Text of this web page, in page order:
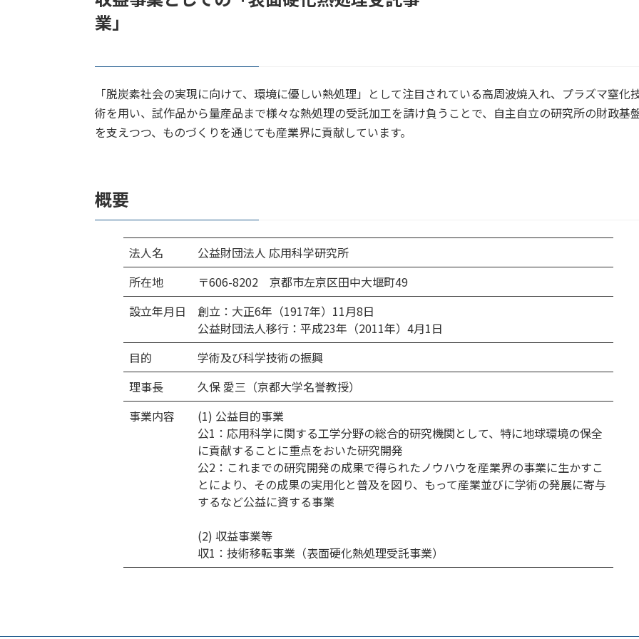
業」
「脱炭素社会の実現に向けて、環境に優しい熱処理」として注目されている高周波焼入れ、プラズマ窒化
術を用い、試作品から量産品まで様々な熱処理の受託加工を請け負うことで、自主自立の研究所の財政基
を支えつつ、ものづくりを通じても産業界に貢献しています。
概要
法人名
公益財団法人 応用科学研究所
所在地
〒606-8202 京都市左京区田中大堰町49
設立年月日
創立：大正6年（1917年）11月8日
公益財団法人移行：平成23年（2011年）4月1日
目的
学術及び科学技術の振興
理事長
久保 愛三（京都大学名誉教授）
事業内容
(1) 公益目的事業
公1：応用科学に関する工学分野の総合的研究機関として、特に地球環境の保全
に貢献することに重点をおいた研究開発
公2：これまでの研究開発の成果で得られたノウハウを産業界の事業に生かすこ
とにより、その成果の実用化と普及を図り、もって産業並びに学術の発展に寄与
するなど公益に資する事業
(2) 収益事業等
収1：技術移転事業（表面硬化熱処理受託事業）